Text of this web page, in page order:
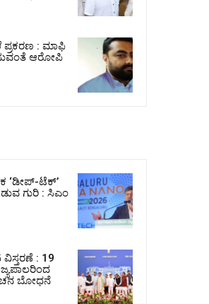
ಪ್ರಕರಣ : ಮಾಫಿ
ಆರೋಪಿ
‘ಡೀಪ್-ಟೆಕ್’
ಗುರಿ : ಸಿಎಂ
: 19
ಬೋಧನೆ